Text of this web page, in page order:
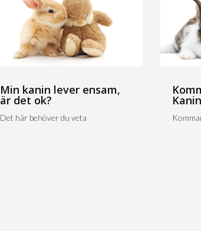
Min kanin lever ensam,
är det ok?
Det här behöver du veta